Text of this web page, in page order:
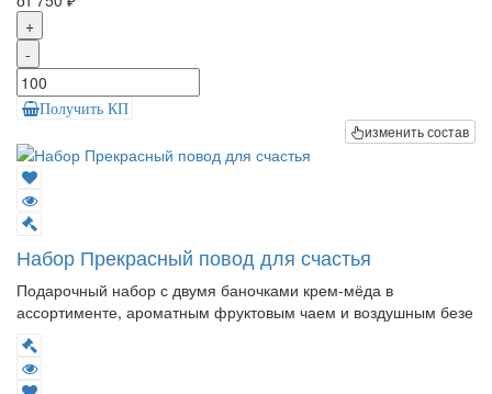
+
-
Получить КП
изменить состав
Набор Прекрасный повод для счастья
Подарочный набор с двумя баночками крем-мёда в
ассортименте, ароматным фруктовым чаем и воздушным безе